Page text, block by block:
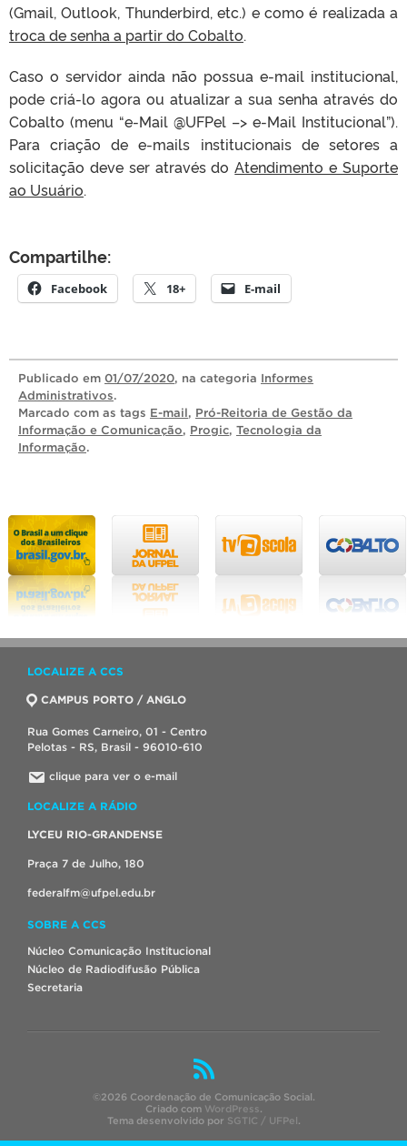
(Gmail, Outlook, Thunderbird, etc.) e como é realizada a
troca de senha a partir do Cobalto.
Caso o servidor ainda não possua e-mail institucional,
pode criá-lo agora ou atualizar a sua senha através do
Cobalto (menu “e-Mail @UFPel –> e-Mail Institucional”).
Para criação de e-mails institucionais de setores a
solicitação deve ser através doAtendimento e Suporte
ao Usuário.
Compartilhe:
Facebook 18+ E-mail
Publicado em 01/07/2020, na categoria Informes
Administrativos.
Marcado com as tags E-mail, Pró-Reitoria de Gestão da
Informação e Comunicação, Progic, Tecnologia da
Informação.
LOCALIZE A CCS
CAMPUS PORTO / ANGLO
Rua Gomes Carneiro, 01 - Centro
Pelotas - RS, Brasil - 96010-610
clique para ver o e-mail
LOCALIZE A RÁDIO
LYCEU RIO-GRANDENSE
Praça 7 de Julho, 180
federalfm@ufpel.edu.br
SOBRE A CCS
Núcleo Comunicação Institucional
Núcleo de Radiodifusão Pública
Secretaria
©2026 Coordenação de Comunicação Social.
Criado com WordPress.
Tema desenvolvido por SGTIC / UFPel.